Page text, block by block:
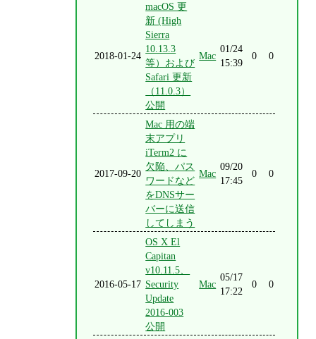
2018-01-24
macOS 更
新 (High
Sierra
10.13.3
等）および
Safari 更新
（11.0.3）
公開
Mac
01/24
15:39
0 0
2017-09-20
Mac 用の端
末アプリ
iTerm2 に
欠陥、パス
ワードなど
をDNSサー
バーに送信
してしまう
Mac
09/20
17:45
0 0
2016-05-17
OS X El
Capitan
v10.11.5、
Security
Update
2016-003
公開
Mac
05/17
17:22
0 0